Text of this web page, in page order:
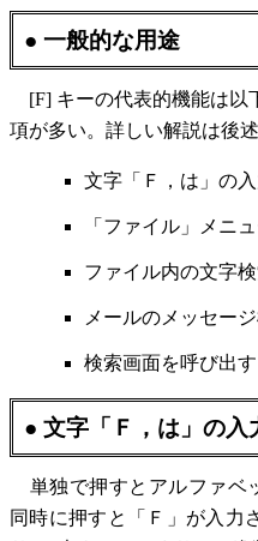
● 一般的な用途
[F] キーの代表的機能は以
項が多い。詳しい解説は後述
文字「Ｆ，は」の入
「ファイル」メニ
ファイル内の文字
メールのメッセー
検索画面を呼び出す
● 文字「Ｆ，は」の入
単独で押すとアルファベ
同時に押すと「Ｆ」が入力